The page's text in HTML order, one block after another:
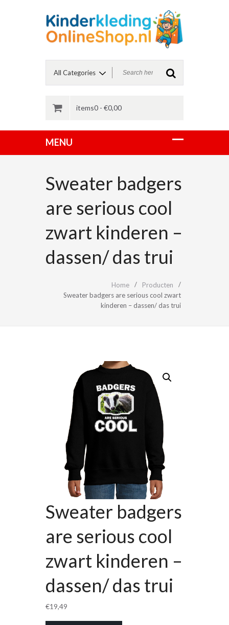
items0 - €0,00
Sweater badgers
are serious cool
zwart kinderen –
dassen/ das trui
Home
Producten
Sweater badgers are serious cool zwart
kinderen – dassen/ das trui
Sweater badgers
are serious cool
zwart kinderen –
dassen/ das trui
€19,49